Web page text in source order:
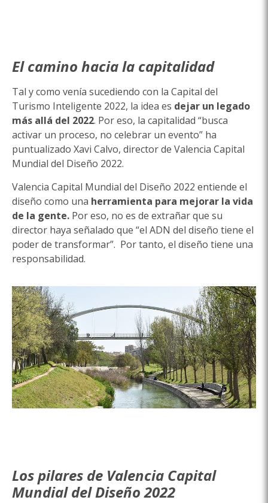
El camino hacia la capitalidad
Tal y como venía sucediendo con la Capital del
Turismo Inteligente 2022, la idea es dejar un legado
más allá del 2022. Por eso, la capitalidad “busca
activar un proceso, no celebrar un evento” ha
puntualizado Xavi Calvo, director de Valencia Capital
Mundial del Diseño 2022.
Valencia Capital Mundial del Diseño 2022 entiende el
diseño como una herramienta para mejorar la vida
de la gente. Por eso, no es de extrañar que su
director haya señalado que “el ADN del diseño tiene el
poder de transformar”. Por tanto, el diseño tiene una
responsabilidad.
Los pilares de Valencia Capital
Mundial del Diseño 2022